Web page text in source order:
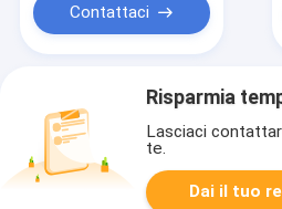
Contattaci
Risparmia
Lasciaci
te.
Dai il tuo